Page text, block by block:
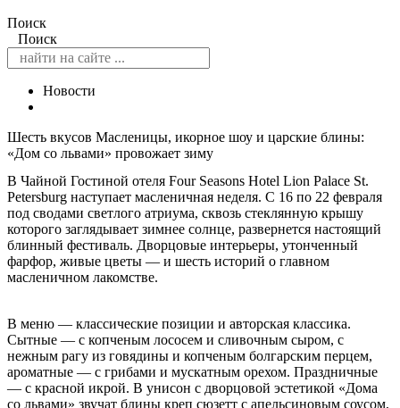
Поиск
Поиск
Новости
Шесть вкусов Масленицы, икорное шоу и царские блины:
«Дом со львами» провожает зиму
В Чайной Гостиной отеля Four Seasons Hotel Lion Palace St.
Petersburg наступает масленичная неделя. С 16 по 22 февраля
под сводами светлого атриума, сквозь стеклянную крышу
которого заглядывает зимнее солнце, развернется настоящий
блинный фестиваль. Дворцовые интерьеры, утонченный
фарфор, живые цветы — и шесть историй о главном
масленичном лакомстве.
В меню — классические позиции и авторская классика.
Сытные — с копченым лососем и сливочным сыром, с
нежным рагу из говядины и копченым болгарским перцем,
ароматные — с грибами и мускатным орехом. Праздничные
— с красной икрой. В унисон с дворцовой эстетикой «Дома
со львами» звучат блины креп сюзетт с апельсиновым соусом,